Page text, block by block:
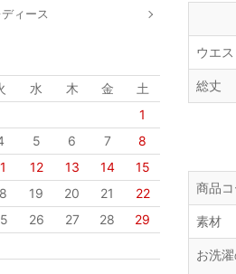
ィース
水 木 金
土
1
5 6 7
8
12 13 14
15
19 20 21
22
26 27 28
29
ウエ
総丈
商品
素材
お洗